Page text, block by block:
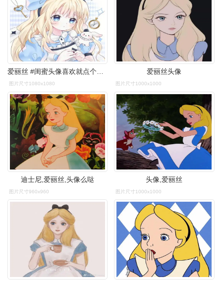
图片尺寸1080x1080
爱丽丝头像
图片尺寸1000x1000
迪士尼,爱丽丝,头像么哒
图片尺寸960x960
头像,爱丽丝
图片尺寸1000x1000